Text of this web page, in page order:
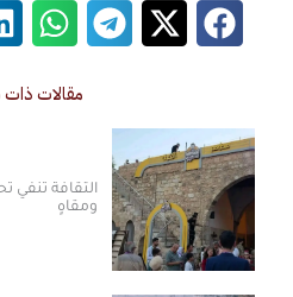
مقالات ذات صلة
الثقافة تنفي تحويل قلعة
ومقاهٍ